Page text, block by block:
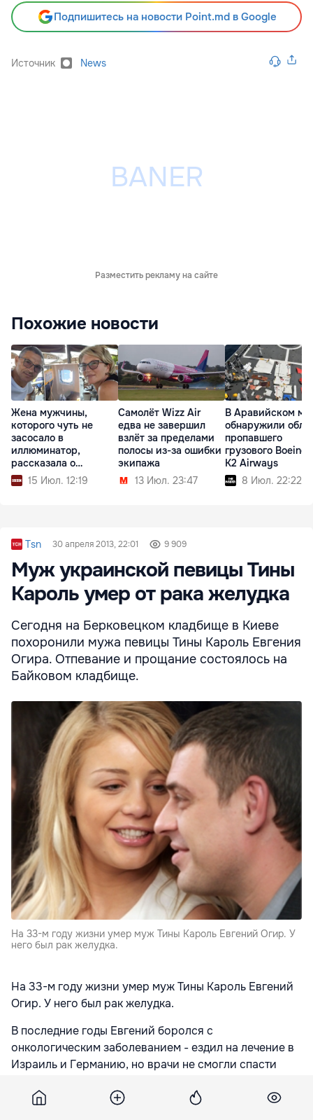
Подпишитесь на новости Point.md в Google
Источник News
Разместить рекламу на сайте
Похожие новости
Жена мужчины,
которого чуть не
засосало в
иллюминатор,
рассказала о
пережитом
15 Июл. 12:19
Самолёт Wizz Air
едва не завершил
взлёт за пределами
полосы из-за ошибки
экипажа
13 Июл. 23:47
В Аравийском
обнаружили
пропавшего
грузового Boeing
K2 Airways
8 Июл. 22:22
Tsn 30 апреля 2013, 22:01 9 909
Муж украинской певицы Тины
Кароль умер от рака желудка
Сегодня на Берковецком кладбище в Киеве
похоронили мужа певицы Тины Кароль Евгения
Огира. Отпевание и прощание состоялось на
Байковом кладбище.
На 33-м году жизни умер муж Тины Кароль Евгений Огир. У
него был рак желудка.
На 33-м году жизни умер муж Тины Кароль Евгений
Огир. У него был рак желудка.
В последние годы Евгений боролся с
онкологическим заболеванием - ездил на лечение в
Израиль и Германию, но врачи не смогли спасти
вечером его не стало.